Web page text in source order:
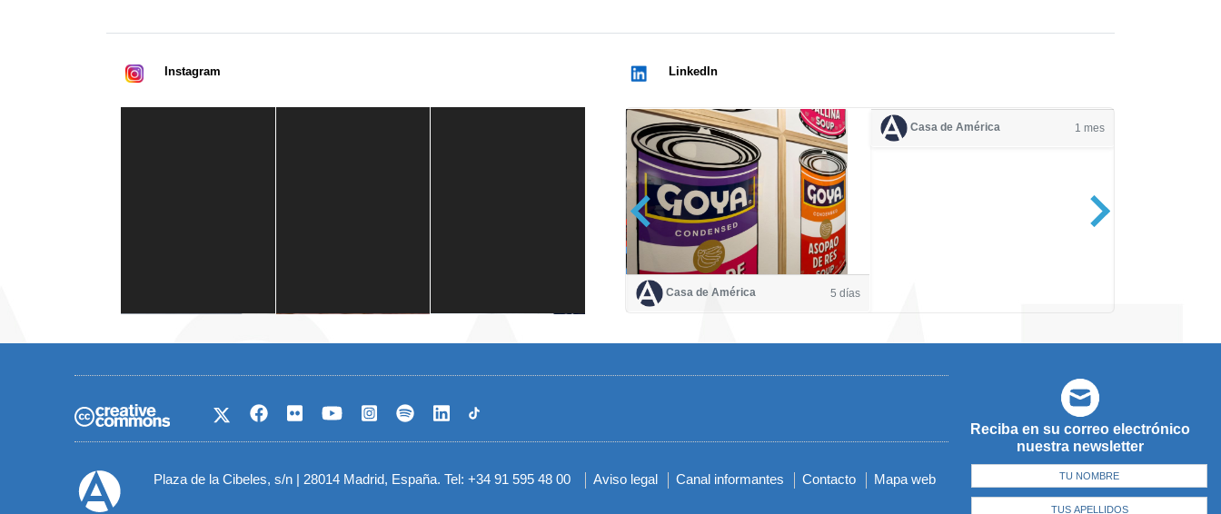
Instagram LinkedIn
Casa de América 5 días
Casa de América 1 mes
Reciba en su correo electrónico
nuestra newsletter
Plaza de la Cibeles, s/n | 28014 Madrid, España. Tel: +34 91 595 48 00
Menú
Aviso legal Canal informantes Contacto Mapa web